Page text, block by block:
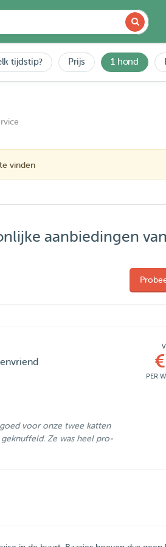
tijdstip? Prijs 1 hond
vinden
aanbiedingen van
voor onze twee katten
Ze was heel pro-
PER